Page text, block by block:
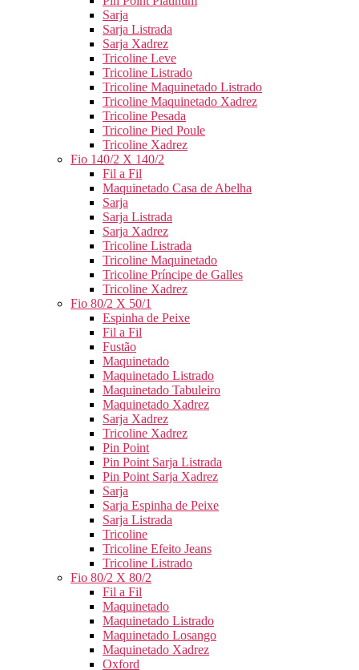
Sarja
Sarja Listrada
Sarja Xadrez
Tricoline Leve
Tricoline Listrado
Tricoline Maquinetado Listrado
Tricoline Maquinetado Xadrez
Tricoline Pesada
Tricoline Pied Poule
Tricoline Xadrez
Fio 140/2 X 140/2
Fil a Fil
Maquinetado Casa de Abelha
Sarja
Sarja Listrada
Sarja Xadrez
Tricoline Listrada
Tricoline Maquinetado
Tricoline Príncipe de Galles
Tricoline Xadrez
Fio 80/2 X 50/1
Espinha de Peixe
Fil a Fil
Fustão
Maquinetado
Maquinetado Listrado
Maquinetado Tabuleiro
Maquinetado Xadrez
Sarja Xadrez
Tricoline Xadrez
Pin Point
Pin Point Sarja Listrada
Pin Point Sarja Xadrez
Sarja
Sarja Espinha de Peixe
Sarja Listrada
Tricoline
Tricoline Efeito Jeans
Tricoline Listrado
Fio 80/2 X 80/2
Fil a Fil
Maquinetado
Maquinetado Listrado
Maquinetado Losango
Maquinetado Xadrez
Oxford